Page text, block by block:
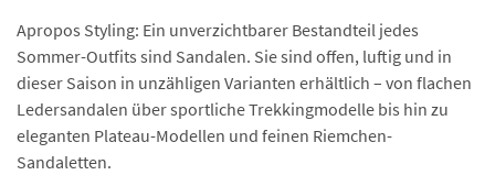
Apropos Styling: Ein unverzichtbarer Bestandteil jedes
Sommer-Outfits sind Sandalen. Sie sind offen, luftig und in
dieser Saison in unzähligen Varianten erhältlich – von flachen
Ledersandalen über sportliche Trekkingmodelle bis hin zu
eleganten Plateau-Modellen und feinen Riemchen-
Sandaletten.